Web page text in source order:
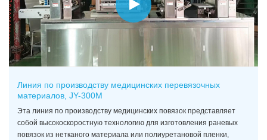
Линия по производству медицинских перевязочных
материалов, JY-300M
Эта линия по производству медицинских повязок представляет
собой высокоскоростную технологию для изготовления раневых
повязок из нетканого материала или полиуретановой пленки,